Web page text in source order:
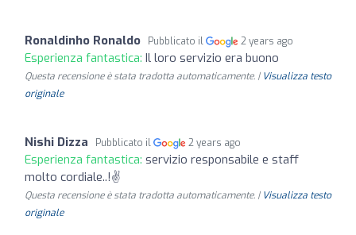
Ronaldinho Ronaldo Pubblicato il 2 years ago
Esperienza fantastica: Il loro servizio era buono
Questa recensione è stata tradotta automaticamente. | Visualizza testo
originale
Nishi Dizza Pubblicato il 2 years ago
Esperienza fantastica: servizio responsabile e staff
molto cordiale..!✌️
Questa recensione è stata tradotta automaticamente. | Visualizza testo
originale